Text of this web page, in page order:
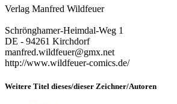
Verlag Manfred Wildfeuer
Schrönghamer-Heimdal-Weg 1
DE - 94261 Kirchdorf
manfred.wildfeuer@gmx.net
http://www.wildfeuer-comics.de/
Weitere Titel dieses/dieser Zeichner/Autoren